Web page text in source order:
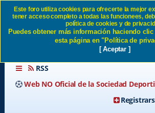
ENFERMERIA (03/
Eibar
RSS
Web NO Oficial de la Sociedad
Este foro utiliza cookies para ofrecerte la mejor
tener acceso completo a todas las funcionees,
política de cookies y de
Puedes obtener más información haciendo
esta página en "Política de
[ Aceptar ]